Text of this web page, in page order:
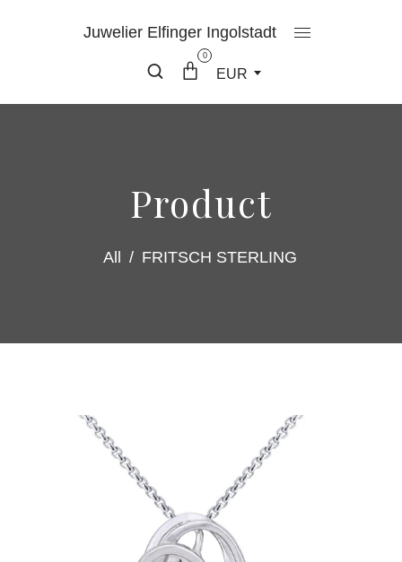
Juwelier Elfinger Ingolstadt
0
EUR
Product
All / FRITSCH STERLING